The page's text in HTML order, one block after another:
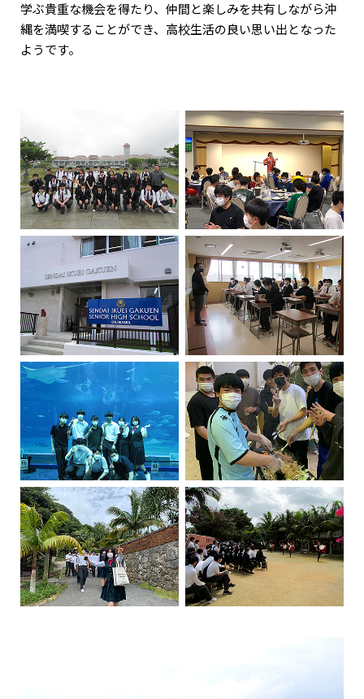
学ぶ貴重な機会を得たり、仲間と楽しみを共有しながら沖
縄を満喫することができ、高校生活の良い思い出となった
ようです。